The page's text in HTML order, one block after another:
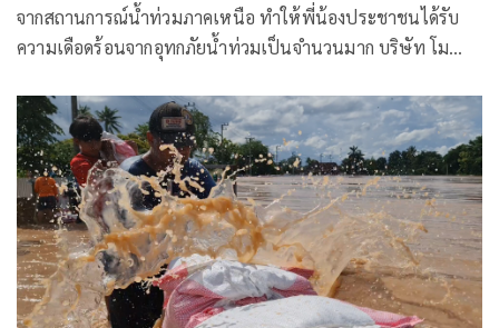
จากสถานการณ์น้ำท่วมภาคเหนือ ทำให้พี่น้องประชาชนได้รับ
ความเดือดร้อนจากอุทกภัยน้ำท่วมเป็นจำนวนมาก บริษัท โม
เนชั่นแนล จำกัด จัดโครงการส่งมอบถุงยังชีพให้กับผู้ประสบภัย
น้ำท่วม ภายใต้ชื่อโครงการ “MONO29 ปันด้วยใจ สร้างรอยยิ้ม สู้
ภัยน้ำท่วม”